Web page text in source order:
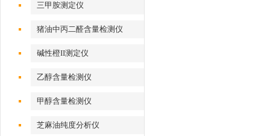
三甲胺测定仪
猪油中丙二醛含量检测仪
碱性橙II测定仪
乙醇含量检测仪
甲醇含量检测仪
芝麻油纯度分析仪